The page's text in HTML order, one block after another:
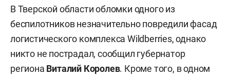
В Тверской области обломки одного из
беспилотников незначительно повредили фасад
логистического комплекса Wildberries, однако
никто не пострадал, сообщил губернатор
региона Виталий Королев. Кроме того, в одном